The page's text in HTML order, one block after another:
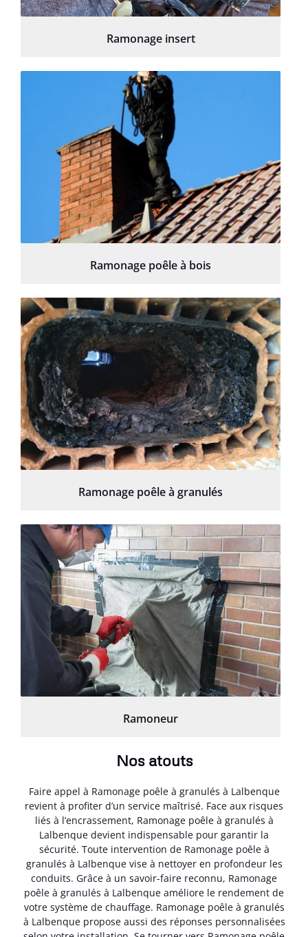
Ramonage insert
Ramonage poêle à bois
Ramonage poêle à granulés
Ramoneur
Nos atouts
Faire appel à Ramonage poêle à granulés à Lalbenque
revient à profiter d’un service maîtrisé. Face aux risques
liés à l’encrassement, Ramonage poêle à granulés à
Lalbenque devient indispensable pour garantir la
sécurité. Toute intervention de Ramonage poêle à
granulés à Lalbenque vise à nettoyer en profondeur les
conduits. Grâce à un savoir-faire reconnu, Ramonage
poêle à granulés à Lalbenque améliore le rendement de
votre système de chauffage. Ramonage poêle à granulés
à Lalbenque propose aussi des réponses personnalisées